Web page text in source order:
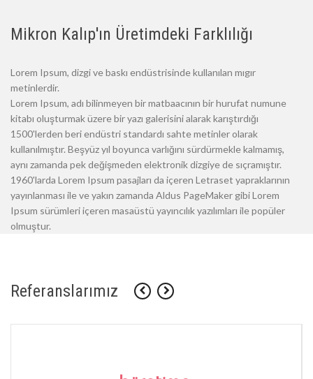
Mikron Kalıp'ın Üretimdeki Farklılığı
Lorem Ipsum, dizgi ve baskı endüstrisinde kullanılan mıgır
metinlerdir.
Lorem Ipsum, adı bilinmeyen bir matbaacının bir hurufat numune
kitabı oluşturmak üzere bir yazı galerisini alarak karıştırdığı
1500'lerden beri endüstri standardı sahte metinler olarak
kullanılmıştır. Beşyüz yıl boyunca varlığını sürdürmekle kalmamış,
aynı zamanda pek değişmeden elektronik dizgiye de sıçramıştır.
1960'larda Lorem Ipsum pasajları da içeren Letraset yapraklarının
yayınlanması ile ve yakın zamanda Aldus PageMaker gibi Lorem
Ipsum sürümleri içeren masaüstü yayıncılık yazılımları ile popüler
olmuştur.
Referanslarımız